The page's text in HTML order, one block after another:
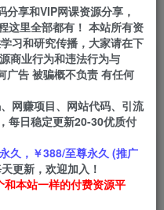
24小时自动赚钱
音卡屏直播玩法 一个
【详细玩法
享和VIP网课资源分享，
这里全部都有！ 本站所有资
习和研究传播，大家请在下
商业行为和违法行为与
告 被骗概不负责 有任何
网赚项目、网站代码、引流
每日稳定更新20-30优质付
久，￥388/至尊永久 (推广
更新，欢迎加入！
本站一样的付费资源平